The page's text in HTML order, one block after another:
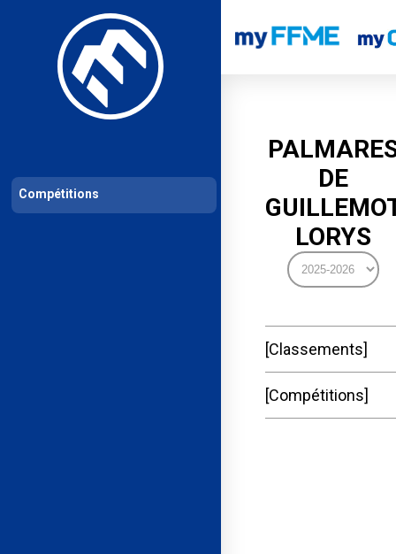
Les compétitions Calendrier de compétitions Classements
DE
LORYS
Classements
Compétitions
Compétitions